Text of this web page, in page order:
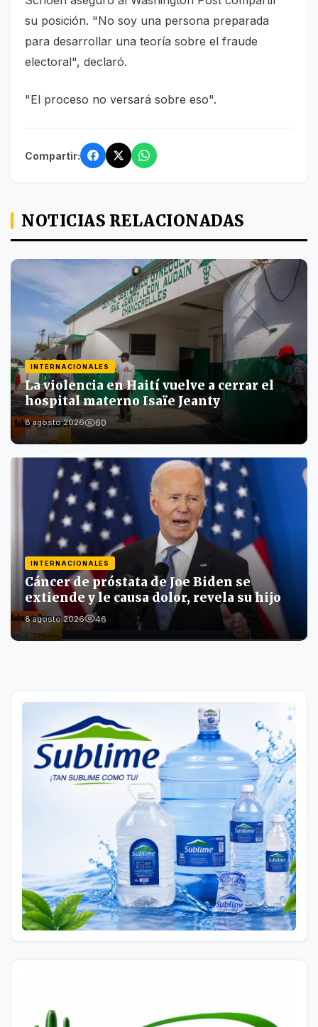
su posición. "No soy una persona preparada
para desarrollar una teoría sobre el fraude
electoral", declaró.
"El proceso no versará sobre eso".
Compartir:
NOTICIAS RELACIONADAS
INTERNACIONALES
La violencia en Haití vuelve a cerrar el
hospital materno Isaïe Jeanty
8 agosto 2026 60
INTERNACIONALES
Cáncer de próstata de Joe Biden se
extiende y le causa dolor, revela su hijo
8 agosto 2026 46